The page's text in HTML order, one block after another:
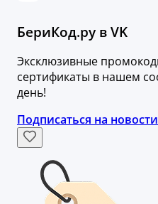
БериКод.ру в VK
Эксклюзивные
сертификаты в нашем
день!
Подписаться на новости